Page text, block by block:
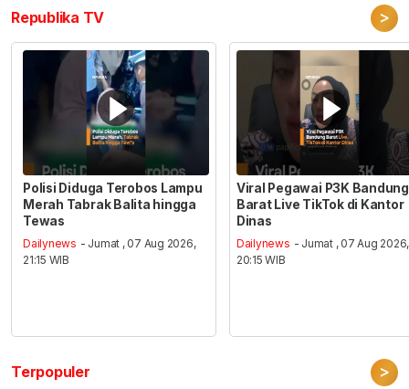
Republika TV >
Polisi Diduga Terobos Lampu
Merah Tabrak Balita hingga
Tewas
Dailynews - Jumat , 07 Aug 2026,
21:15 WIB
Viral Pegawai P3K Bandung
Barat Live TikTok di Kantor
Dinas
Dailynews - Jumat , 07 Aug 2026,
20:15 WIB
Terpopuler >